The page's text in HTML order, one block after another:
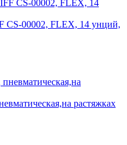
CS-00002, FLEX, 14 унций,
растяжках